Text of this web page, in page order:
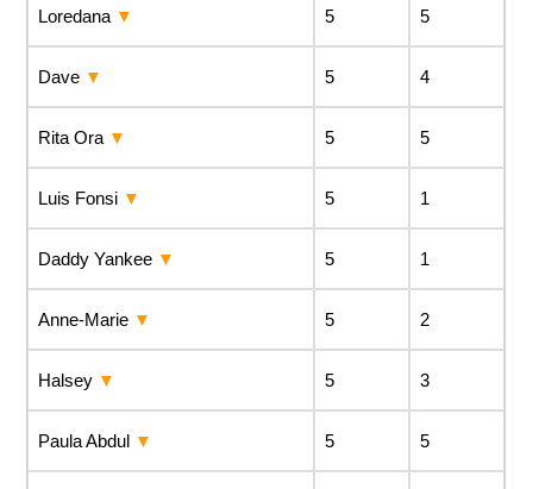
Loredana 5 5
Dave 5 4
Rita Ora 5 5
Luis Fonsi 5 1
Daddy Yankee 5 1
Anne-Marie 5 2
Halsey 5 3
Paula Abdul 5 5